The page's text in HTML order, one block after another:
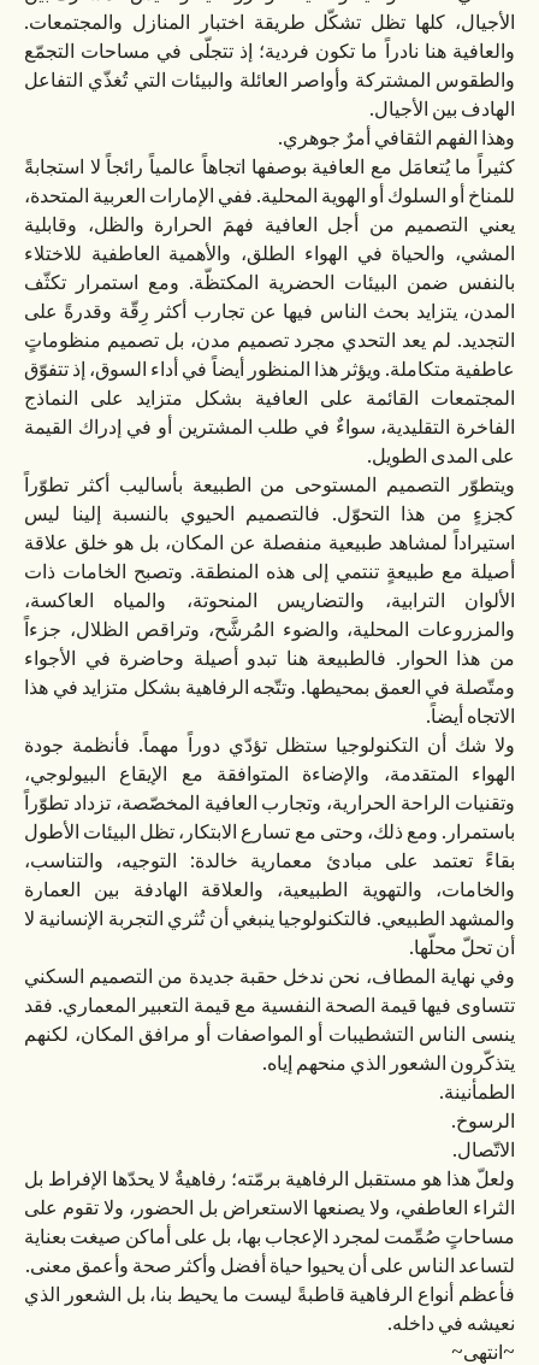
الأجيال، كلها تظل تشكّل طريقة اختبار المنازل والمجتمعات.
والعافية هنا نادراً ما تكون فردية؛ إذ تتجلّى في مساحات التجمّع
والطقوس المشتركة وأواصر العائلة والبيئات التي تُغذّي التفاعل
الهادف بين الأجيال.
وهذا الفهم الثقافي أمرٌ جوهري.
كثيراً ما يُتعامَل مع العافية بوصفها اتجاهاً عالمياً رائجاً لا استجابةً
للمناخ أو السلوك أو الهوية المحلية. ففي الإمارات العربية المتحدة،
يعني التصميم من أجل العافية فهمَ الحرارة والظل، وقابلية
المشي، والحياة في الهواء الطلق، والأهمية العاطفية للاختلاء
بالنفس ضمن البيئات الحضرية المكتظّة. ومع استمرار تكثّف
المدن، يتزايد بحث الناس فيها عن تجارب أكثر رِقّة وقدرةً على
التجديد. لم يعد التحدي مجرد تصميم مدن، بل تصميم منظوماتٍ
عاطفية متكاملة. ويؤثر هذا المنظور أيضاً في أداء السوق، إذ تتفوّق
المجتمعات القائمة على العافية بشكل متزايد على النماذج
الفاخرة التقليدية، سواءٌ في طلب المشترين أو في إدراك القيمة
على المدى الطويل.
ويتطوّر التصميم المستوحى من الطبيعة بأساليب أكثر تطوّراً
كجزءٍ من هذا التحوّل. فالتصميم الحيوي بالنسبة إلينا ليس
استيراداً لمشاهد طبيعية منفصلة عن المكان، بل هو خلق علاقة
أصيلة مع طبيعةٍ تنتمي إلى هذه المنطقة. وتصبح الخامات ذات
الألوان الترابية، والتضاريس المنحوتة، والمياه العاكسة،
والمزروعات المحلية، والضوء المُرشَّح، وتراقص الظلال، جزءاً
من هذا الحوار. فالطبيعة هنا تبدو أصيلة وحاضرة في الأجواء
ومتّصلة في العمق بمحيطها. وتتّجه الرفاهية بشكل متزايد في هذا
الاتجاه أيضاً.
ولا شك أن التكنولوجيا ستظل تؤدّي دوراً مهماً. فأنظمة جودة
الهواء المتقدمة، والإضاءة المتوافقة مع الإيقاع البيولوجي،
وتقنيات الراحة الحرارية، وتجارب العافية المخصّصة، تزداد تطوّراً
باستمرار. ومع ذلك، وحتى مع تسارع الابتكار، تظل البيئات الأطول
بقاءً تعتمد على مبادئ معمارية خالدة: التوجيه، والتناسب،
والخامات، والتهوية الطبيعية، والعلاقة الهادفة بين العمارة
والمشهد الطبيعي. فالتكنولوجيا ينبغي أن تُثري التجربة الإنسانية لا
أن تحلّ محلّها.
وفي نهاية المطاف، نحن ندخل حقبة جديدة من التصميم السكني
تتساوى فيها قيمة الصحة النفسية مع قيمة التعبير المعماري. فقد
ينسى الناس التشطيبات أو المواصفات أو مرافق المكان، لكنهم
يتذكّرون الشعور الذي منحهم إياه.
الطمأنينة.
الرسوخ.
الاتّصال.
ولعلّ هذا هو مستقبل الرفاهية برمّته؛ رفاهيةٌ لا يحدّها الإفراط بل
الثراء العاطفي، ولا يصنعها الاستعراض بل الحضور، ولا تقوم على
مساحاتٍ صُمِّمت لمجرد الإعجاب بها، بل على أماكن صيغت بعناية
لتساعد الناس على أن يحيوا حياة أفضل وأكثر صحة وأعمق معنى.
فأعظم أنواع الرفاهية قاطبةً ليست ما يحيط بنا، بل الشعور الذي
نعيشه في داخله.
~انتهى~